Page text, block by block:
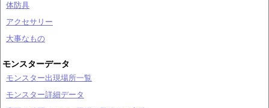
体防具
アクセサリー
大事なもの
モンスターデータ
モンスター出現場所一覧
モンスター詳細データ